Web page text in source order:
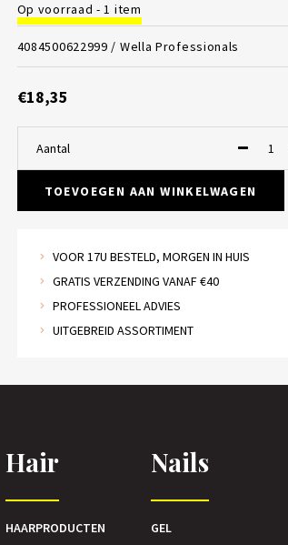
Op voorraad - 1 item
4084500622999 / Wella Professionals
€18,35
Aantal
TOEVOEGEN AAN WINKELWAGEN
VOOR 17U BESTELD, MORGEN IN HUIS
GRATIS VERZENDING VANAF €40
PROFESSIONEEL ADVIES
UITGEBREID ASSORTIMENT
Hair
HAARPRODUCTEN
Nails
GEL